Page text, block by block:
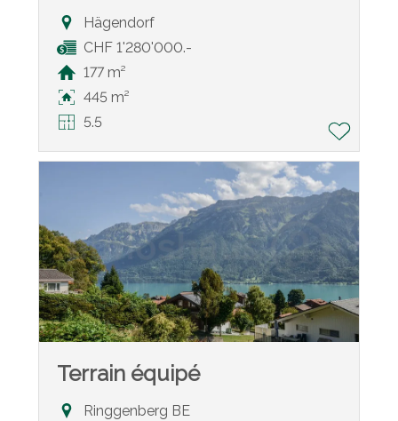
Hägendorf
CHF 1'280'000.-
177 m²
445 m²
5.5
Terrain équipé
Ringgenberg BE